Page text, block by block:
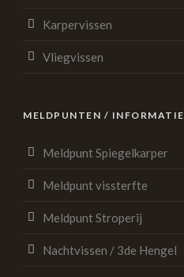
Karpervissen
Vliegvissen
MELDPUNTEN / INFORMATIE
Meldpunt Spiegelkarper
Meldpunt vissterfte
Meldpunt Stroperij
Nachtvissen / 3de Hengel